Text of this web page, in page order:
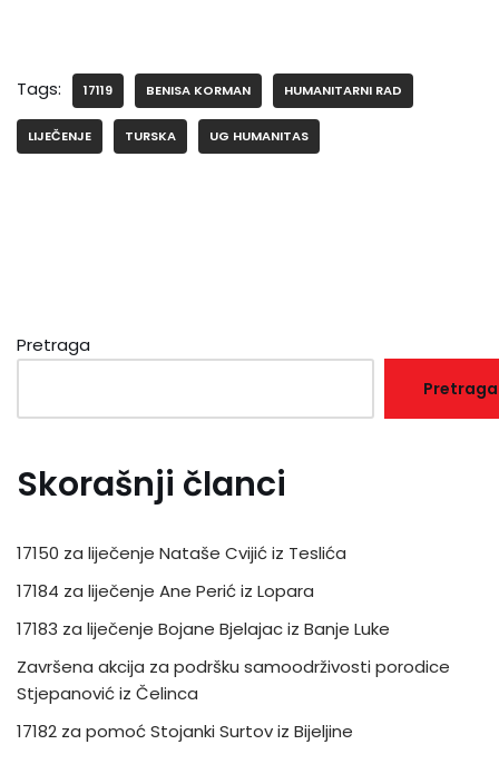
Tags: 17119 BENISA KORMAN HUMANITARNI RAD
LIJEČENJE TURSKA UG HUMANITAS
Pretraga
Pretraga
Skorašnji članci
17150 za liječenje Nataše Cvijić iz Teslića
17184 za liječenje Ane Perić iz Lopara
17183 za liječenje Bojane Bjelajac iz Banje Luke
Završena akcija za podršku samoodrživosti porodice
Stjepanović iz Čelinca
17182 za pomoć Stojanki Surtov iz Bijeljine